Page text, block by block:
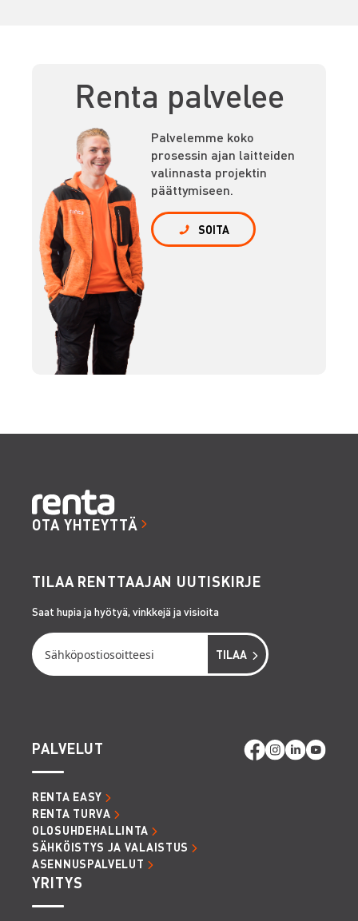
Renta palvelee
Palvelemme koko
prosessin ajan laitteiden
valinnasta projektin
päättymiseen.
SOITA
OTA YHTEYTTÄ
TILAA RENTTAAJAN UUTISKIRJE
Saat hupia ja hyötyä, vinkkejä ja visioita
PALVELUT
RENTA EASY
RENTA TURVA
OLOSUHDEHALLINTA
SÄHKÖISTYS JA VALAISTUS
ASENNUSPALVELUT
YRITYS